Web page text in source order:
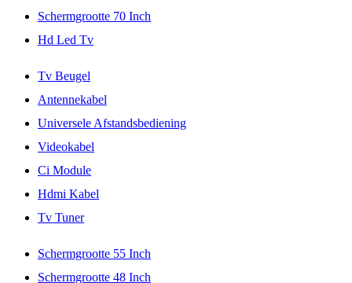
Schermgrootte 70 Inch
Hd Led Tv
Tv Beugel
Antennekabel
Universele Afstandsbediening
Videokabel
Ci Module
Hdmi Kabel
Tv Tuner
Schermgrootte 55 Inch
Schermgrootte 48 Inch